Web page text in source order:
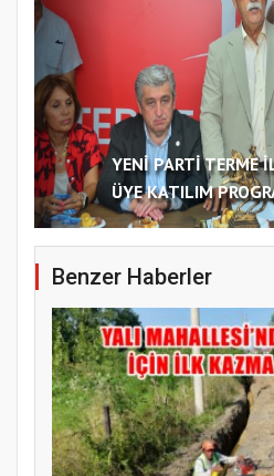
YENİ PARTİ TERME
ÜYE KATILIM
Benzer Haberler